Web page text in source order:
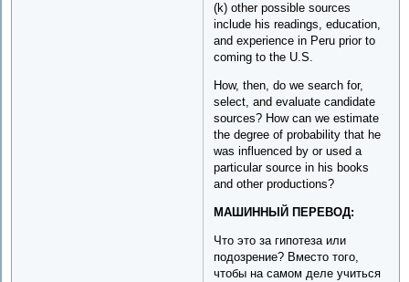
(k) other possible sources
include his readings, education,
and experience in Peru prior to
coming to the U.S.
How, then, do we search for,
select, and evaluate candidate
sources? How can we estimate
the degree of probability that he
was influenced by or used a
particular source in his books
and other productions?
МАШИННЫЙ ПЕРЕВОД:
Что это за гипотеза или
подозрение? Вместо того,
чтобы на самом деле учиться